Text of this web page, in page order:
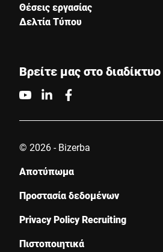
Θέσεις εργασίας
Δελτία Τύπου
Βρείτε μας στο διαδίκτυο
© 2026 - Bizerba
Αποτύπωμα
Προστασία δεδομένων
Privacy Policy Recruiting
Πιστοποιητικά